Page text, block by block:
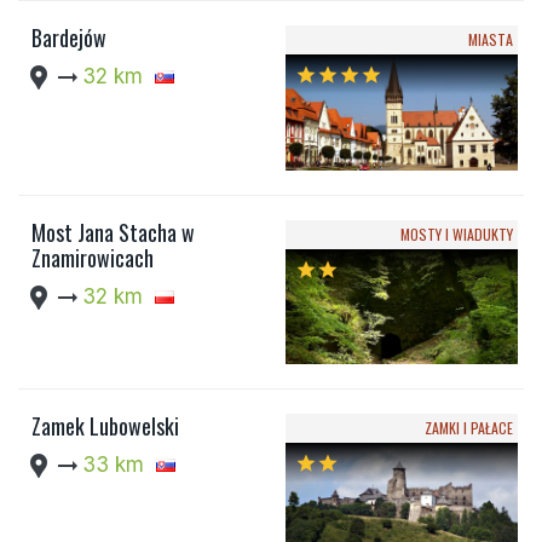
Bardejów
location_pin arrow_right_alt 32 km
MIASTA
starstarstarstar
Most Jana Stacha w
Znamirowicach
location_pin arrow_right_alt 32 km
MOSTY I WIADUKTY
starstar
Zamek Lubowelski
location_pin arrow_right_alt 33 km
ZAMKI I PAŁACE
starstar